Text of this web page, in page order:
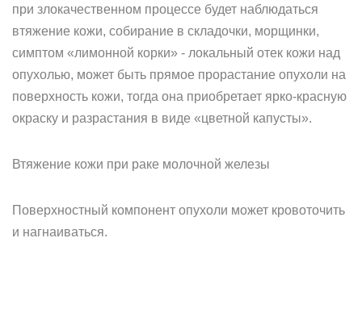
при злокачественном процессе будет наблюдаться
втяжение кожи, собирание в складочки, морщинки,
симптом «лимонной корки» - локальный отек кожи над
опухолью, может быть прямое прорастание опухоли на
поверхность кожи, тогда она приобретает ярко-красную
окраску и разрастания в виде «цветной капусты».
Втяжение кожи при раке молочной железы
Поверхностный компонент опухоли может кровоточить
и нагнаиваться.